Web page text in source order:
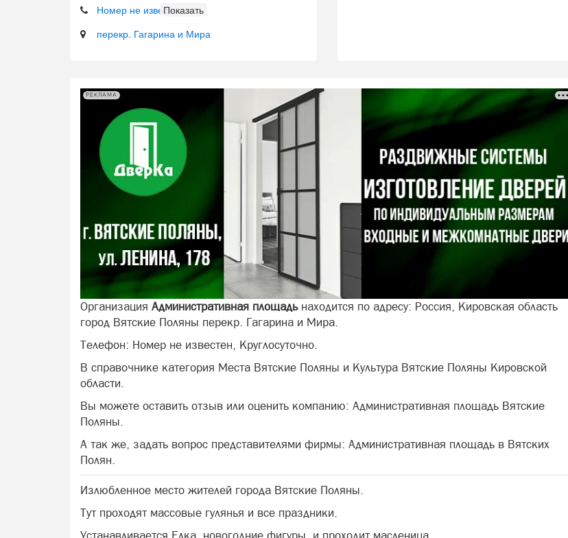
Номер не известен
перекр. Гагарина и Мира
РЕКЛАМА
Организация Административная площадьнаходится по адресу: Россия, Кировская область
город Вятские Поляны перекр. Гагарина и Мира.
Телефон: Номер не известен, Круглосуточно.
В справочнике категория Места Вятские Поляны и Культура Вятские Поляны Кировской
области.
Вы можете оставить отзыв или оценить компанию: Административная площадь Вятские
Поляны.
А так же, задать вопрос представителями фирмы: Административная площадь в Вятских
Полян.
Излюбленное место жителей города Вятские Поляны.
Тут проходят массовые гулянья и все праздники.
Устанавливается Елка, новогодние фигуры, и проходит масленица.